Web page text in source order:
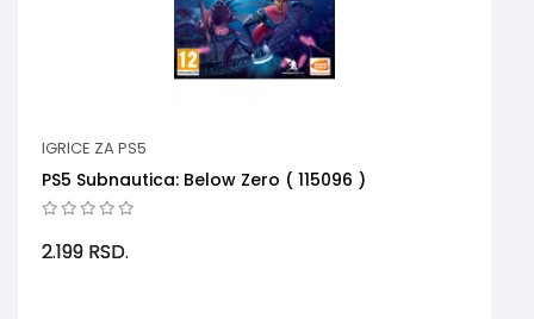
IGRICE ZA PS5
PS5 Subnautica: Below Zero ( 115096 )
2.199 RSD.